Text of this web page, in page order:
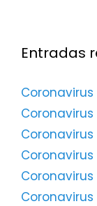
Entradas
Coronavirus
Coronavirus
Coronavirus
Coronavirus
Coronavirus
Coronavirus